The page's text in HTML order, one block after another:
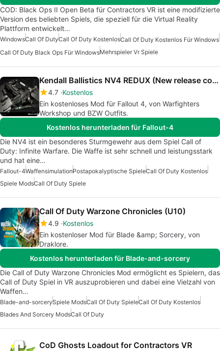
COD: Black Ops II Open Beta für Contractors VR ist eine modifizierte
Version des beliebten Spiels, die speziell für die Virtual Reality
Plattform entwickelt…
WindowsCall Of DutyCall Of Duty KostenlosCall Of Duty Kostenlos Für Windows
Call Of Duty Black Ops Für WindowsMehrspieler Vr Spiele
Kendall Ballistics NV4 REDUX (New release coming soon)
4.7 Kostenlos
Ein kostenloses Mod für Fallout 4, von Warfighters
Workshop und BZW Outfits.
Kostenlos herunterladen für Fallout-4
Die NV4 ist ein besonderes Sturmgewehr aus dem Spiel Call of
Duty: Infinite Warfare. Die Waffe ist sehr schnell und leistungsstark
und hat eine…
Fallout-4WaffensimulationPostapokalyptische SpieleCall Of Duty Kostenlos
Spiele ModsCall Of Duty Spiele
Call Of Duty Warzone Chronicles (U10)
4.9 Kostenlos
Ein kostenloser Mod für Blade &amp; Sorcery, von
Draklore.
Kostenlos herunterladen für Blade-and-sorcery
Die Call of Duty Warzone Chronicles Mod ermöglicht es Spielern, das
Call of Duty Spiel in VR auszuprobieren und dabei eine Vielzahl von
Waffen…
Blade-and-sorcerySpiele ModsCall Of Duty SpieleCall Of Duty Kostenlos
Blades And Sorcery ModsCall Of Duty
CoD Ghosts Loadout for Contractors VR